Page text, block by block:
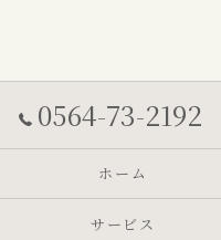
0564-73-2192
ホーム
サービス